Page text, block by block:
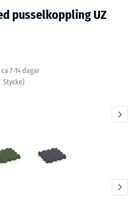
pusselkoppling UZ
7-14 dagar